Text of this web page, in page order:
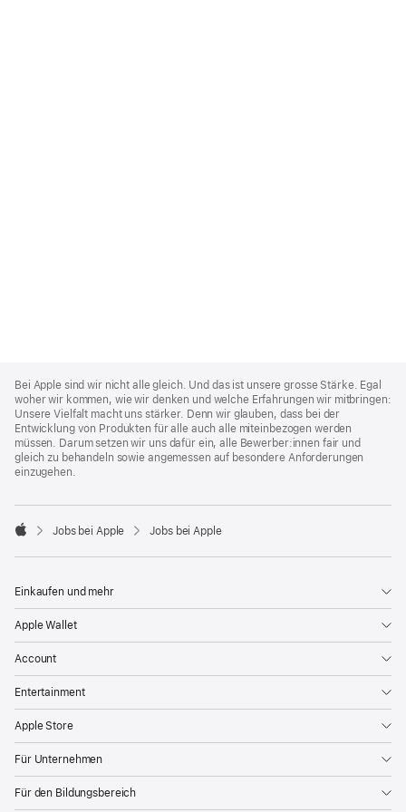
Footer
Bei Apple sind wir nicht alle gleich. Und das ist unsere grosse Stärke. Egal
woher wir kommen, wie wir denken und welche Erfahrungen wir mitbringen:
Unsere Vielfalt macht uns stärker. Denn wir glauben, dass bei der
Entwicklung von Produkten für alle auch alle miteinbezogen werden
müssen. Darum setzen wir uns dafür ein, alle Bewerber:innen fair und
gleich zu behandeln sowie angemessen auf besondere Anforderungen
einzugehen.

Jobs bei Apple Jobs bei Apple
Einkaufen und mehr
Apple Wallet
Account
Entertainment
Apple Store
Für Unternehmen
Für den Bildungsbereich